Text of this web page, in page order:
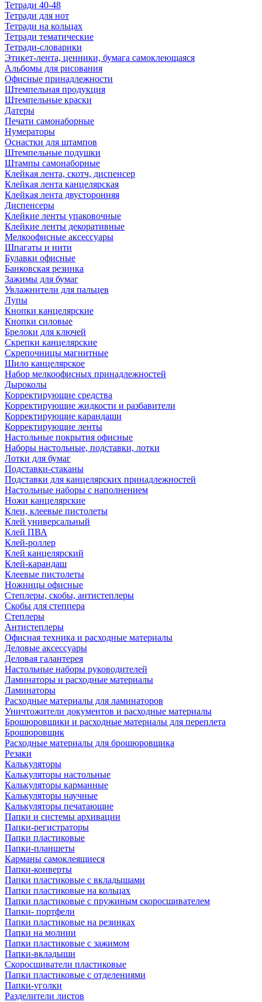
Тетради 40-48
Тетради для нот
Тетради на кольцах
Тетради тематические
Тетради-словарики
Этикет-лента, ценники, бумага самоклеющаяся
Альбомы для рисования
Офисные принадлежности
Штемпельная продукция
Штемпельные краски
Датеры
Печати самонаборные
Нумераторы
Оснастки для штампов
Штемпельные подушки
Штампы самонаборные
Клейкая лента, скотч, диспенсер
Клейкая лента канцелярская
Клейкая лента двусторонняя
Диспенсеры
Клейкие ленты упаковочные
Клейкие ленты декоративные
Мелкоофисные аксессуары
Шпагаты и нити
Булавки офисные
Банковская резинка
Зажимы для бумаг
Увлажнители для пальцев
Лупы
Кнопки канцелярские
Кнопки силовые
Брелоки для ключей
Скрепки канцелярские
Скрепочницы магнитные
Шило канцелярское
Набор мелкоофисных принадлежностей
Дыроколы
Корректирующие средства
Корректирующие жидкости и разбавители
Корректирующие карандаши
Корректирующие ленты
Настольные покрытия офисные
Наборы настольные, подставки, лотки
Лотки для бумаг
Подставки-стаканы
Подставки для канцелярских принадлежностей
Настольные наборы с наполнением
Ножи канцелярские
Клеи, клеевые пистолеты
Клей универсальный
Клей ПВА
Клей-роллер
Клей канцелярский
Клей-карандаш
Клеевые пистолеты
Ножницы офисные
Степлеры, скобы, антистеплеры
Скобы для степпера
Степлеры
Антистеплеры
Офисная техника и расходные материалы
Деловые аксессуары
Деловая галантерея
Настольные наборы руководителей
Ламинаторы и расходные материалы
Ламинаторы
Расходные материалы для ламинаторов
Уничтожители документов и расходные материалы
Брошюровщики и расходные материалы для переплета
Брошюровщик
Расходные материалы для брошюровщика
Резаки
Калькуляторы
Калькуляторы настольные
Калькуляторы карманные
Калькуляторы научные
Калькуляторы печатающие
Папки и системы архивации
Папки-регистраторы
Папки пластиковые
Папки-планшеты
Карманы самоклеящиеся
Папки-конверты
Папки пластиковые с вкладышами
Папки пластиковые на кольцах
Папки пластиковые с пружиным скоросшивателем
Папки- портфели
Папки пластиковые на резинках
Папки на молнии
Папки пластиковые с зажимом
Папки-вкладыши
Скоросшиватели пластиковые
Папки пластиковые с отделениями
Папки-уголки
Разделители листов